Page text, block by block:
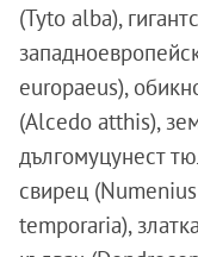
(Tyto alba),
europaeus),
(Alcedo atthis),
дългомуцунест
свирец
temporaria),